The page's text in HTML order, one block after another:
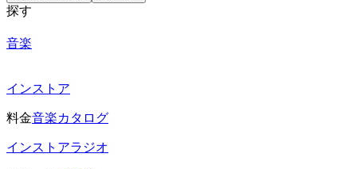
探す
音楽
インストア
料金音楽カタログ
インストアラジオ